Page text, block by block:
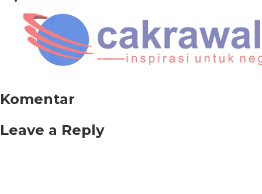
Komentar
Leave a Reply